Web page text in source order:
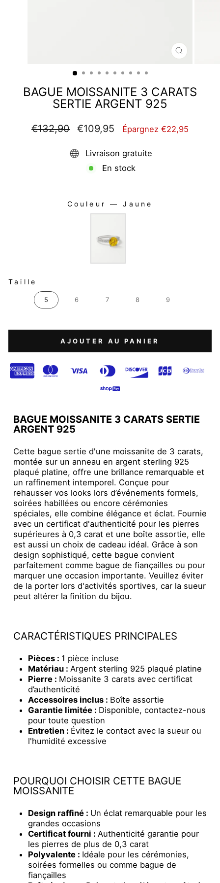
FERMER
BAGUE MOISSANITE 3 CARATS
SERTIE ARGENT 925
Prix
régulier
€132,90
Prix
€109,95 Épargnez €22,95
Livraison gratuite
En stock
Couleur — Jaune
TAILLE
Taille
5 6 7 8 9
AJOUTER AU PANIER
BAGUE MOISSANITE 3 CARATS SERTIE
ARGENT 925
Cette bague sertie d'une moissanite de 3 carats,
montée sur un anneau en argent sterling 925
plaqué platine, offre une brillance remarquable et
un raffinement intemporel. Conçue pour
rehausser vos looks lors d’événements formels,
soirées habillées ou encore cérémonies
spéciales, elle combine élégance et éclat. Fournie
avec un certificat d'authenticité pour les pierres
supérieures à 0,3 carat et une boîte assortie, elle
est aussi un choix de cadeau idéal. Grâce à son
design sophistiqué, cette bague convient
parfaitement comme bague de fiançailles ou pour
marquer une occasion importante. Veuillez éviter
de la porter lors d'activités sportives, car la sueur
peut altérer la finition du bijou.
CARACTÉRISTIQUES PRINCIPALES
Pièces : 1 pièce incluse
Matériau : Argent sterling 925 plaqué platine
Pierre : Moissanite 3 carats avec certificat
d’authenticité
Accessoires inclus : Boîte assortie
Garantie limitée : Disponible, contactez-nous
pour toute question
Entretien : Évitez le contact avec la sueur ou
l'humidité excessive
POURQUOI CHOISIR CETTE BAGUE
MOISSANITE
Design raffiné : Un éclat remarquable pour les
grandes occasions
Certificat fourni : Authenticité garantie pour
les pierres de plus de 0,3 carat
Polyvalente : Idéale pour les cérémonies,
soirées formelles ou comme bague de
fiançailles